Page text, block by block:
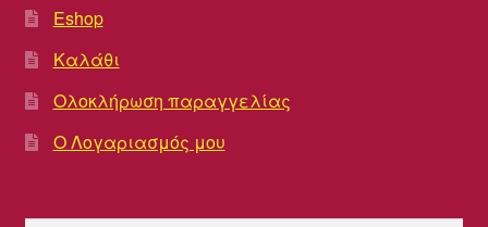
Eshop
Καλάθι
Ολοκλήρωση παραγγελίας
Ο Λογαριασμός μου